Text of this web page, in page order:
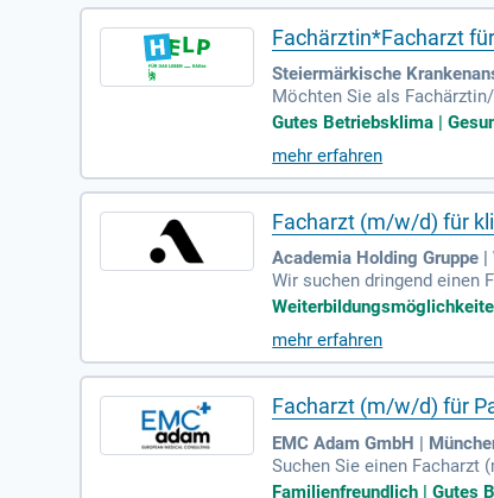
Fachärztin*Facharzt
Steiermärkische
Möchten Sie als
und Feiertagsdienste. Ihre
Gutes Betriebsklima |
mehr erfahren
Facharzt (m/w/d) für
Academia Holding Gruppe
Wir suchen dringend einen
rdienstmöglichkeiten und
am-Events. Zudem
ostenlose Parkplätze,
mehr erfahren
Facharzt (m/w/d) für
EMC Adam GmbH |
Suchen Sie einen
ignen Tumoren und den
Familienfreundlich | Gutes